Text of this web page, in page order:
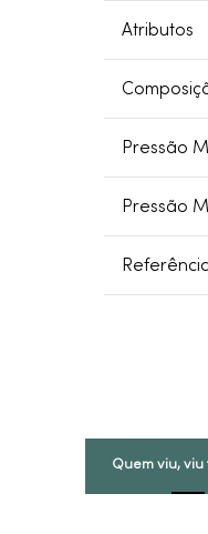
Atributos
Pressão
Pressão
Quem viu,